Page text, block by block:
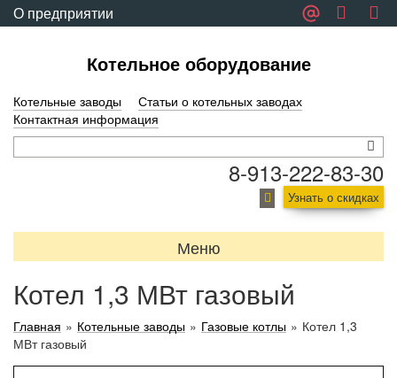
О предприятии
Котельное оборудование
Котельные заводы
Статьи о котельных заводах
Контактная информация
8-913-222-83-30
Узнать о скидках
Меню
Котел 1,3 МВт газовый
Главная » Котельные заводы » Газовые котлы » Котел 1,3
МВт газовый